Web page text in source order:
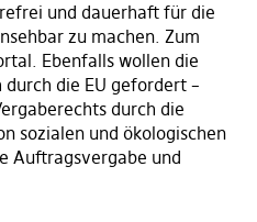
und dauerhaft für die
zu machen. Zum
Ebenfalls wollen die
durch die EU gefordert –
durch die
sozialen und ökologischen
Auftragsvergabe und